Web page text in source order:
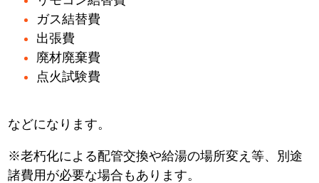
ガス結替費
出張費
廃材廃棄費
点火試験費
などになります。
※老朽化による配管交換や給湯の場所変え等、別途
諸費用が必要な場合もあります。